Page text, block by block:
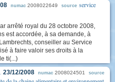
numac 2008022649 source service
arrêté royal du 28 octobre 2008,
est accordée, à sa demande, à
conseiller au Service
à faire valoir ses droits à la
ti(...)
23/12/2008 numac 2008024501 source